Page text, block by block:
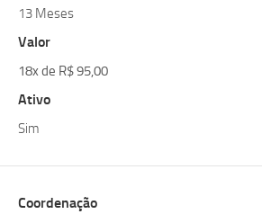
13 Meses
Valor
18x de R$ 95,00
Ativo
Sim
Coordenação